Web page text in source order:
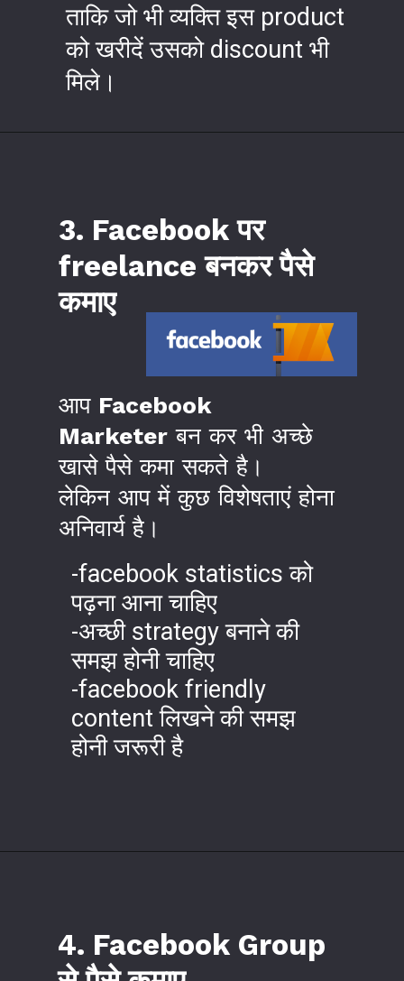
ताकि जो भी व्यक्ति इस product
को खरीदें उसको discount भी
मिले।
3. Facebook पर
freelance बनकर पैसे
कमाए
आप Facebook
Marketer बन कर भी अच्छे
खासे पैसे कमा सकते है।
लेकिन आप में कुछ विशेषताएं होना
अनिवार्य है।
-facebook statistics को
पढ़ना आना चाहिए
-अच्छी strategy बनाने की
समझ होनी चाहिए
-facebook friendly
content लिखने की समझ
होनी जरूरी है
4. Facebook Group